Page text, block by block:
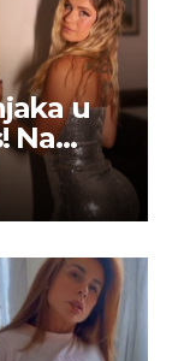
u
Na
(FOTO)